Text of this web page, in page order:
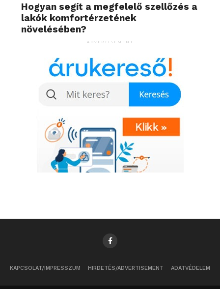
Hogyan segít a megfelelő szellőzés a
lakók komfortérzetének
növelésében?
ADVERTISEMENT
KAPCSOLAT/IMPRESSZUM HIRDETÉS/ADVERTISEMENT ADATVÉDELEM